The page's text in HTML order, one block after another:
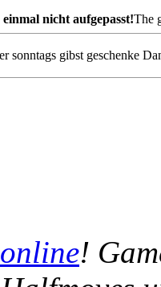
einmal nicht aufgepasst!The
sonntags gibst geschenke
!